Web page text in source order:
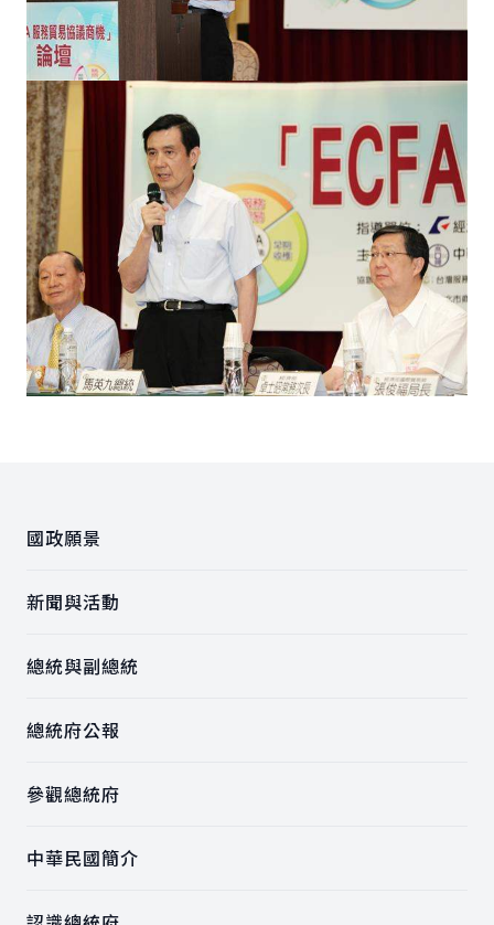
國政願景
新聞與活動
總統與副總統
總統府公報
參觀總統府
中華民國簡介